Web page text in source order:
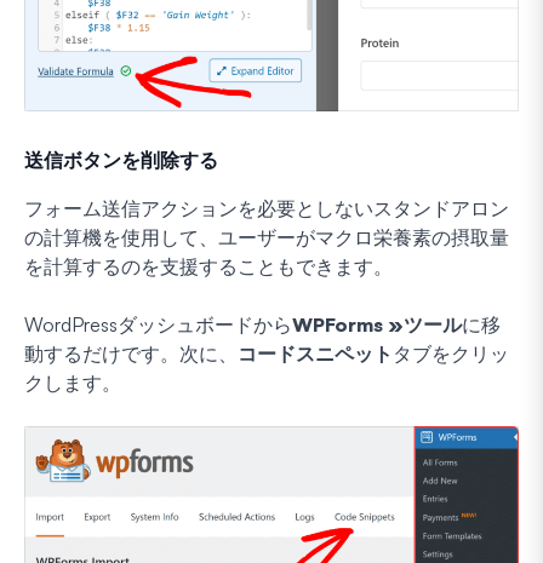
送信ボタンを削除する
フォーム送信アクションを必要としないスタンドアロン
の計算機を使用して、ユーザーがマクロ栄養素の摂取量
を計算するのを支援することもできます。
WordPressダッシュボードからWPForms »ツールに移
動するだけです。次に、 コードスニペット タブをクリッ
クします。